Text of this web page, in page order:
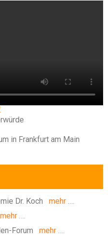
in Frankfurt am Main
Dr. Koch mehr ….
….
Forum mehr ….